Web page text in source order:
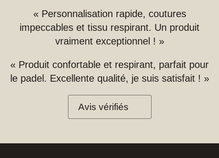
« Personnalisation rapide, coutures
impeccables et tissu respirant. Un produit
vraiment exceptionnel ! »
« Produit confortable et respirant, parfait pour
le padel. Excellente qualité, je suis satisfait ! »
Avis vérifiés